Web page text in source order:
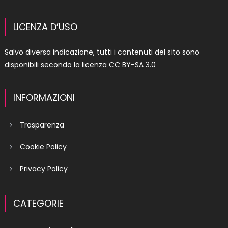
LICENZA D’USO
Salvo diversa indicazione, tutti i contenuti del sito sono
disponibili secondo la licenza CC BY-SA 3.0
INFORMAZIONI
Trasparenza
Cookie Policy
Privacy Policy
CATEGORIE